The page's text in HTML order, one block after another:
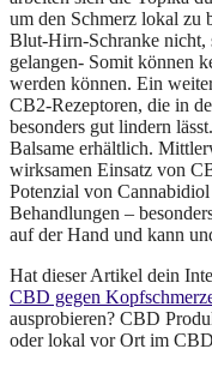
um den Schmerz lokal zu
Blut-Hirn-Schranke nicht,
gelangen- Somit können
werden können. Ein
CB2-Rezeptoren, die in
besonders gut lindern
Balsame erhältlich.
wirksamen Einsatz von
Potenzial von
Behandlungen –
auf der Hand und kann
Hat dieser Artikel dein
CBD gegen
ausprobieren? CBD
oder lokal vor Ort im